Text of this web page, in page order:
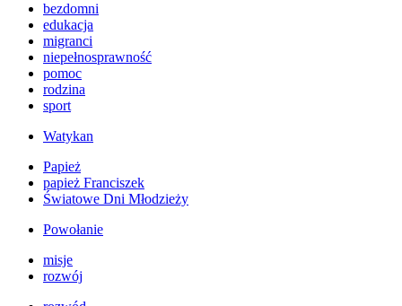
bezdomni
edukacja
migranci
niepełnosprawność
pomoc
rodzina
sport
Watykan
Papież
papież Franciszek
Światowe Dni Młodzieży
Powołanie
misje
rozwój